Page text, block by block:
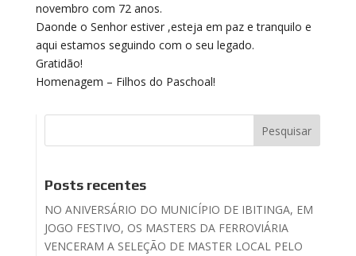
novembro com 72 anos.
Daonde o Senhor estiver ,esteja em paz e tranquilo e
aqui estamos seguindo com o seu legado.
Gratidão!
Homenagem – Filhos do Paschoal!
Posts recentes
NO ANIVERSÁRIO DO MUNICÍPIO DE IBITINGA, EM
JOGO FESTIVO, OS MASTERS DA FERROVIÁRIA
VENCERAM A SELEÇÃO DE MASTER LOCAL PELO